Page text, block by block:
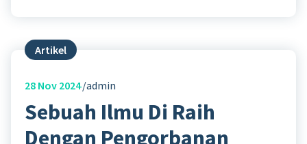
Artikel
28 Nov 2024 admin
Sebuah Ilmu Di Raih
Dengan Pengorbanan